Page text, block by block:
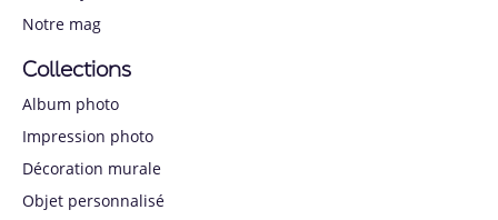
Notre mag
Collections
Album photo
Impression photo
Décoration murale
Objet personnalisé